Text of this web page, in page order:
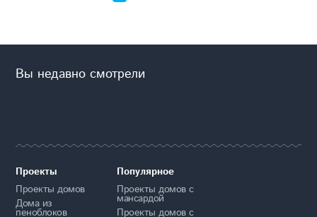
Вы недавно смотрели
Проекты
Проекты домов
Дома из
пеноблоков
Популярное
Проекты домов с
мансардой
Проекты домов с